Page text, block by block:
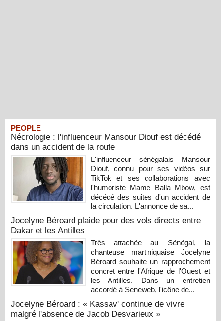
PEOPLE
Nécrologie : l'influenceur Mansour Diouf est décédé
dans un accident de la route
L'influenceur sénégalais Mansour
Diouf, connu pour ses vidéos sur
TikTok et ses collaborations avec
l'humoriste Mame Balla Mbow, est
décédé des suites d'un accident de
la circulation. L'annonce de sa...
Jocelyne Béroard plaide pour des vols directs entre
Dakar et les Antilles
Très attachée au Sénégal, la
chanteuse martiniquaise Jocelyne
Béroard souhaite un rapprochement
concret entre l'Afrique de l'Ouest et
les Antilles. Dans un entretien
accordé à Seneweb, l'icône de...
Jocelyne Béroard : « Kassav' continue de vivre
malgré l'absence de Jacob Desvarieux »